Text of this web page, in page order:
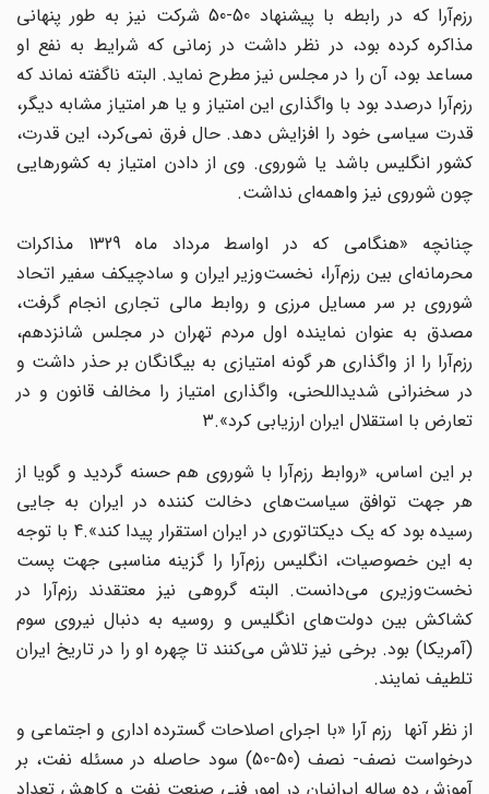
رزم‌آرا که در رابطه با پیشنهاد 50-50 شرکت نیز به طور پنهانی
مذاکره کرده بود، در نظر داشت در زمانی که شرایط به نفع او
مساعد بود، آن را در مجلس نیز مطرح نماید. البته ناگفته نماند که
رزم‌آرا درصدد بود با واگذاری این امتیاز و یا هر امتیاز مشابه دیگر،
قدرت سیاسی خود را افزایش دهد. حال فرق نمی‌کرد، این قدرت،
کشور انگلیس باشد یا شوروی. وی از دادن امتیاز به کشورهایی
چون شوروی نیز واهمه‌ای نداشت.
چنانچه «هنگامی که در اواسط مرداد ماه 1329 مذاکرات
محرمانه‌ای بین رزم‌آرا، نخست‌وزیر ایران و سادچیکف سفیر اتحاد
شوروی بر سر مسایل مرزی و روابط مالی تجاری انجام گرفت،
مصدق به عنوان نماینده اول مردم تهران در مجلس شانزدهم،
رزم‌آرا را از واگذاری هر گونه امتیازی به بیگانگان بر حذر داشت و
در سخنرانی شدیداللحنی، واگذاری امتیاز را مخالف قانون و در
تعارض با استقلال ایران ارزیابی کرد».3
بر این اساس، «روابط رزم‌آرا با شوروی هم حسنه گردید و گویا از
هر جهت توافق سیاست‌های دخالت کننده در ایران به جایی
رسیده بود که یک دیکتاتوری در ایران استقرار پیدا کند».4 با توجه
به این خصوصیات، انگلیس رزم‌آرا را گزینه مناسبی جهت پست
نخست‌وزیری می‌دانست. البته گروهی نیز معتقدند رزم‌آرا در
کشاکش بین دولت‌های انگلیس و روسیه به دنبال نیروی سوم
(آمریکا) بود. برخی نیز تلاش می‌کنند تا چهره او را در تاریخ ایران
تلطیف نمایند.
از نظر آنها رزم آرا «با اجرای اصلاحات گسترده اداری و اجتماعی و
درخواست نصف- نصف (50-50) سود حاصله در مسئله نفت، بر